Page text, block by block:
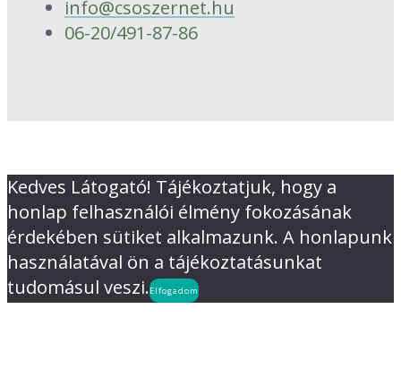
info@csoszernet.hu
06-20/491-87-86
Kedves Látogató! Tájékoztatjuk, hogy a
honlap felhasználói élmény fokozásának
érdekében sütiket alkalmazunk. A honlapunk
használatával ön a tájékoztatásunkat
tudomásul veszi.Elfogadom